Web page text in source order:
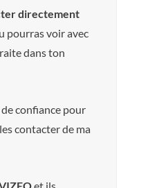
directement
pourras voir avec
dans ton
confiance pour
contacter de ma